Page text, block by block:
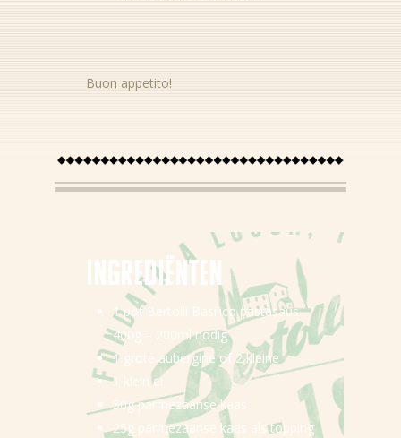
Buon appetito!
Ingrediënten
1 potBertolli Basilico pastasaus
400g – 200ml nodig
1 grote aubergine of 2 kleine
1 klein ei
50g parmezaanse kaas
25g parmezaanse kaas als topping